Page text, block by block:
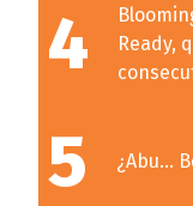
4
Ready,
5 ¿Abu…